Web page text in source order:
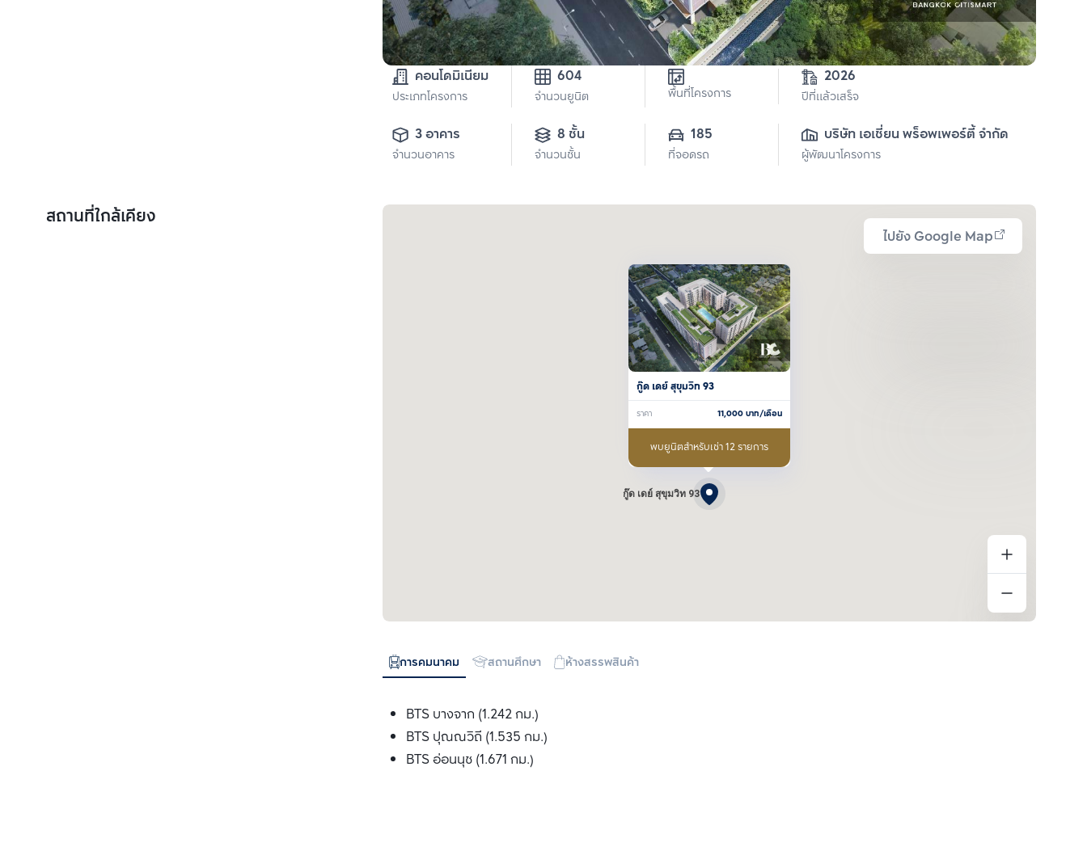
คอนโดมิเนียม
ประเภทโครงการ
604
จำนวนยูนิต พื้นที่โครงการ
2026
ปีที่แล้วเสร็จ
3 อาคาร
จำนวนอาคาร
8 ชั้น
จำนวนชั้น
185
ที่จอดรถ
บริษัท เอเชี่ยน พร็อพเพอร์ตี้ จำกัด
ผู้พัฒนาโครงการ
สถานที่ใกล้เคียง
ไปยัง Google Map
กู๊ด เดย์ สุขุมวิท 93
กู๊ด เดย์ สุขุมวิท 93
ราคา 11,000 บาท/เดือน
พบยูนิตสำหรับเช่า 12 รายการ
การคมนาคม สถานศึกษา ห้างสรรพสินค้า
BTS บางจาก (1.242 กม.)
BTS ปุณณวิถี (1.535 กม.)
BTS อ่อนนุช (1.671 กม.)